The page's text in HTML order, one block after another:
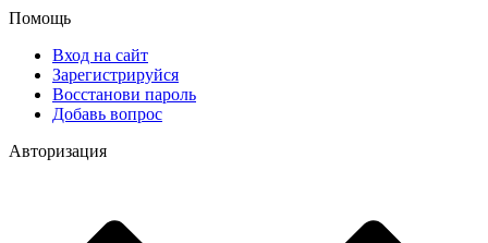
Помощь
Вход на сайт
Зарегистрируйся
Восстанови пароль
Добавь вопрос
Авторизация